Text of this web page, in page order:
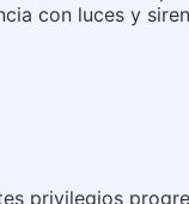
con luces y
privilegios